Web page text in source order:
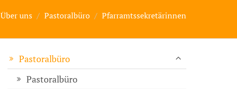
Über uns Pastoralbüro Pfarramtssekretärinnen
Pastoralbüro
Pastoralbüro